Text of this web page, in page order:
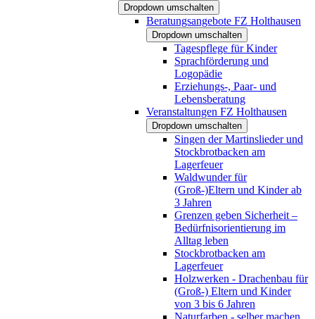
Dropdown umschalten
Beratungsangebote FZ Holthausen
Dropdown umschalten
Tagespflege für Kinder
Sprachförderung und
Logopädie
Erziehungs-, Paar- und
Lebensberatung
Veranstaltungen FZ Holthausen
Dropdown umschalten
Singen der Martinslieder und
Stockbrotbacken am
Lagerfeuer
Waldwunder für
(Groß-)Eltern und Kinder ab
3 Jahren
Grenzen geben Sicherheit –
Bedürfnisorientierung im
Alltag leben
Stockbrotbacken am
Lagerfeuer
Holzwerken - Drachenbau für
(Groß-) Eltern und Kinder
von 3 bis 6 Jahren
Naturfarben - selber machen